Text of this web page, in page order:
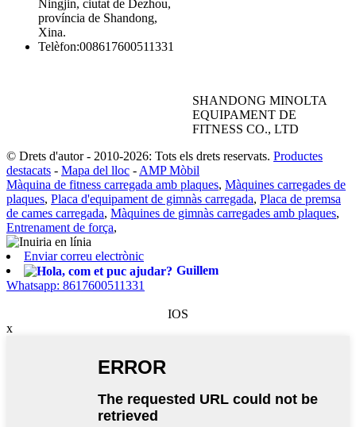
Ningjin, ciutat de Dezhou,
província de Shandong,
Xina.
Telèfon:008617600511331
SHANDONG MINOLTA
EQUIPAMENT DE
FITNESS CO., LTD
© Drets d'autor - 2010-2026: Tots els drets reservats. Productes
destacats - Mapa del lloc - AMP Mòbil
Màquina de fitness carregada amb plaques, Màquines carregades de
plaques, Placa d'equipament de gimnàs carregada, Placa de premsa
de cames carregada, Màquines de gimnàs carregades amb plaques,
Entrenament de força,
Enviar correu electrònic
Guillem
Whatsapp: 8617600511331
IOS
x